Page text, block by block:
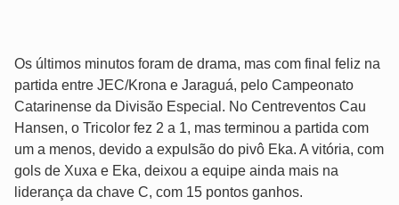
Os últimos minutos foram de drama, mas com final feliz na
partida entre JEC/Krona e Jaraguá, pelo Campeonato
Catarinense da Divisão Especial. No Centreventos Cau
Hansen, o Tricolor fez 2 a 1, mas terminou a partida com
um a menos, devido a expulsão do pivô Eka. A vitória, com
gols de Xuxa e Eka, deixou a equipe ainda mais na
liderança da chave C, com 15 pontos ganhos.